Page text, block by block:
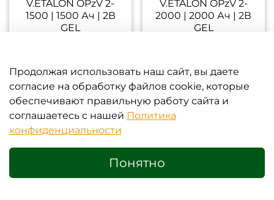
V.ETALON OPzV 2-
1500 | 1500 Ач | 2В
GEL
V.ETALON OPzV 2-
2000 | 2000 Ач | 2В
GEL
2500Ач 2В / GEL
Аккумулятор
3000Ач 2В / GEL
Аккумулятор
Продолжая использовать наш сайт, вы даете
согласие на обработку файлов cookie, которые
обеспечивают правильную работу сайта и
соглашаетесь с нашей Политика
конфиденциальности
Понятно